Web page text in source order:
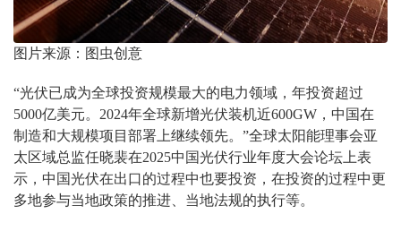
图片来源：图虫创意
“光伏已成为全球投资规模最大的电力领域，年投资超过
5000亿美元。2024年全球新增光伏装机近600GW，中国在
制造和大规模项目部署上继续领先。”全球太阳能理事会亚
太区域总监任晓裴在2025中国光伏行业年度大会论坛上表
示，中国光伏在出口的过程中也要投资，在投资的过程中更
多地参与当地政策的推进、当地法规的执行等。